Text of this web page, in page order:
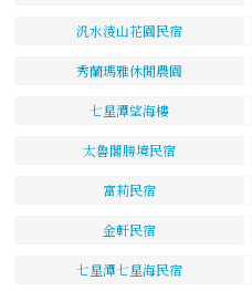
汎水淩山花園民宿
秀蘭瑪雅休閒農園
七星潭望海樓
太魯閣勝境民宿
富莉民宿
金軒民宿
七星潭七星海民宿